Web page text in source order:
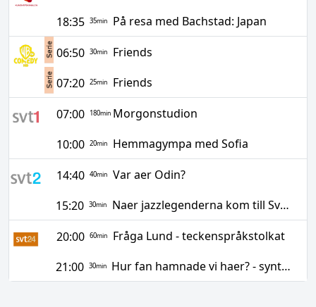
18:35 35min På resa med Bachstad: Japan
06:50 30min
Friends
07:20 25min Friends
07:00 180min Morgonstudion
10:00 20min Hemmagympa med Sofia
14:40 40min
Var aer Odin?
15:20 30min Naer jazzlegenderna kom till Sverige
20:00 60min
Fråga Lund - teckenspråkstolkat
21:00 30min Hur fan hamnade vi haer? - syntolkat